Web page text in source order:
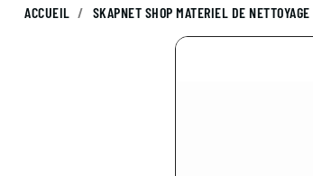
ACCUEIL SKAPNET SHOP MATERIEL DE NETTOYAGE